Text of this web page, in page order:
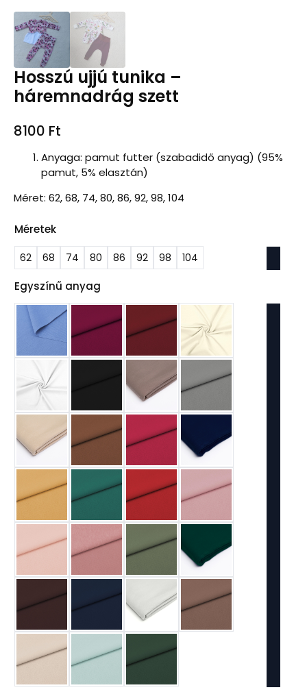
Hosszú ujjú tunika –
háremnadrág szett
8100 Ft
Anyaga: pamut futter (szabadidő anyag) (95%
pamut, 5% elasztán)
Méret: 62, 68, 74, 80, 86, 92, 98, 104
Méretek
62 68 74 80 86 92 98 104
Egyszínű anyag